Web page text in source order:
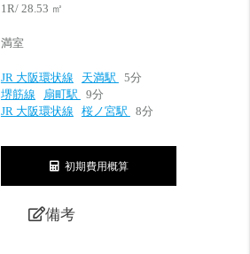
1R/ 28.53 ㎡
満室
JR 大阪環状線 天満駅
5分
堺筋線
扇町駅
9分
JR 大阪環状線
桜ノ宮駅 8分
初期費用概算
備考